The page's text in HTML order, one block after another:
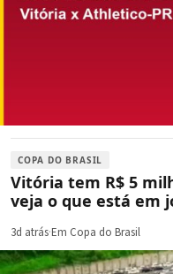
COPA DO BRASIL
Vitória tem R$ 5
veja o que está em
3d atrás·Em Copa do Brasil